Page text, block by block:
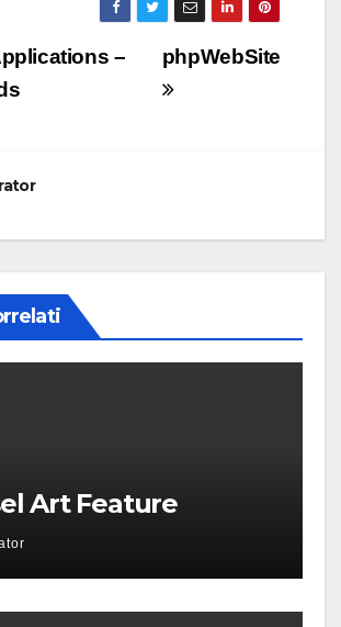
phpWebSite
–
Art Feature